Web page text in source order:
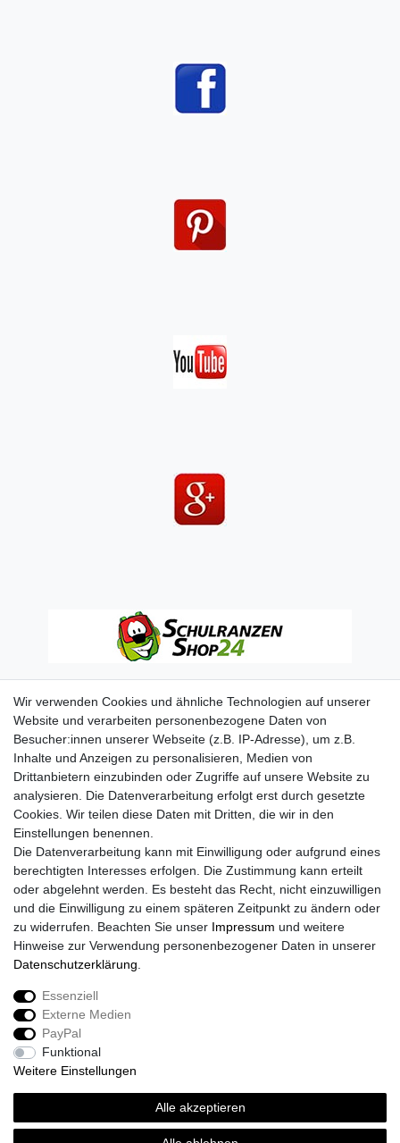
Impressum
Widerrufs­recht
Wir verwenden Cookies und ähnliche Technologien auf unserer
Website und verarbeiten personenbezogene Daten von
Besucher:innen unserer Webseite (z.B. IP-Adresse), um z.B.
Inhalte und Anzeigen zu personalisieren, Medien von
Drittanbietern einzubinden oder Zugriffe auf unsere Website zu
analysieren. Die Datenverarbeitung erfolgt erst durch gesetzte
Cookies. Wir teilen diese Daten mit Dritten, die wir in den
Einstellungen benennen.
Die Datenverarbeitung kann mit Einwilligung oder aufgrund eines
berechtigten Interesses erfolgen. Die Zustimmung kann erteilt
oder abgelehnt werden. Es besteht das Recht, nicht einzuwilligen
und die Einwilligung zu einem späteren Zeitpunkt zu ändern oder
zu widerrufen. Beachten Sie unser Impressum und weitere
Hinweise zur Verwendung personenbezogener Daten in unserer
Daten­schutz­erklärung
Essenziell
Externe Medien
PayPal
Funktional
Weitere Einstellungen
Alle akzeptieren